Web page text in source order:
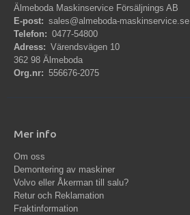
Älmeboda Maskinservice Försäljnings AB
E-post: sales@almeboda-maskinservice.se
Telefon: 0477-54800
Adress: Värendsvägen 10
362 98 Älmeboda
Org.nr: 556676-2075
Mer info
Om oss
Demontering av maskiner
Volvo eller Åkerman till salu?
Retur och Reklamation
Fraktinformation